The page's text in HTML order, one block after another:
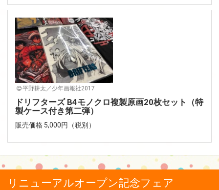
平野耕太／少年画報社2017
ドリフターズ B4モノクロ複製原画20枚セット（特
製ケース付き第二弾）
販売価格 5,000円（税別）
リニューアルオープン記念フェア